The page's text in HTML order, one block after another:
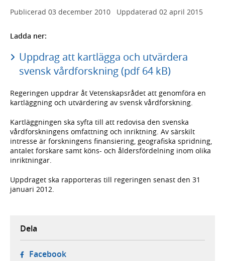
Publicerad 03 december 2010 Uppdaterad 02 april 2015
Ladda ner:
Uppdrag att kartlägga och utvärdera
svensk vårdforskning (pdf 64 kB)
Regeringen uppdrar åt Vetenskapsrådet att genomföra en
kartläggning och utvärdering av svensk vårdforskning.
Kartläggningen ska syfta till att redovisa den svenska
vårdforskningens omfattning och inriktning. Av särskilt
intresse är forskningens finansiering, geografiska spridning,
antalet forskare samt köns- och åldersfördelning inom olika
inriktningar.
Uppdraget ska rapporteras till regeringen senast den 31
januari 2012.
Dela
Facebook- öppnas i ny flik, extern webbplats,